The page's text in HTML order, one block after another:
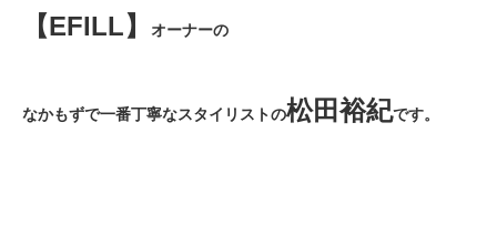
【EFILL】 オーナーの
なかもずで一番丁寧なスタイリストの松田裕紀です。